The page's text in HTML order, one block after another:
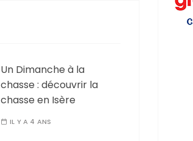
Un Dimanche à la
chasse : découvrir la
chasse en Isère
IL Y A 4 ANS